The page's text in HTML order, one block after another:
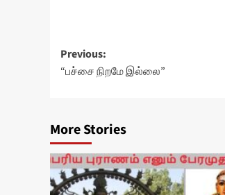
Post
navigation
Previous:
“பச்சை நிறமே இல்லை”
More Stories